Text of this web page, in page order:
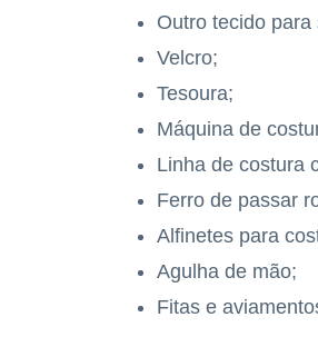
Outro tecido
Velcro;
Tesoura;
Máquina de
Linha de costura
Ferro de passar
Alfinetes para
Agulha de mão;
Fitas e